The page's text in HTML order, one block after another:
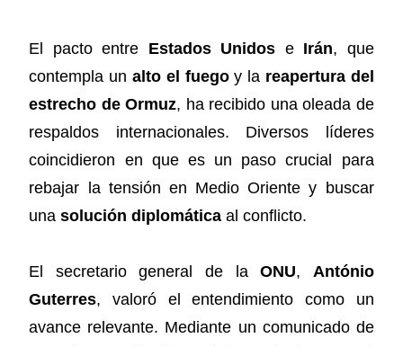
El pacto entre Estados Unidos e Irán, que
contempla un alto el fuegoy la reapertura del
estrecho de Ormuz, ha recibido una oleada de
respaldos internacionales. Diversos líderes
coincidieron en que es un paso crucial para
rebajar la tensión en Medio Oriente y buscar
unasolución diplomática al conflicto.
El secretario general de laONU, António
Guterres, valoró el entendimiento como un
avance relevante. Mediante un comunicado de